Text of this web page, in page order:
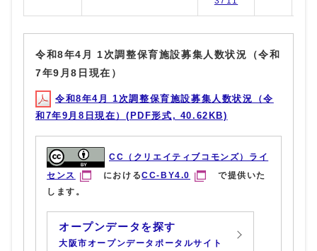
令和8年4月 1次調整保育施設募集人数状況（令和
7年9月8日現在）
令和8年4月 1次調整保育施設募集人数状況（令
和7年9月8日現在）(PDF形式, 40.62KB)
CC（クリエイティブコモンズ）ライ
センス
におけるCC-BY4.0
で提供いた
します。
オープンデータを探す
大阪市オープンデータポータルサイト